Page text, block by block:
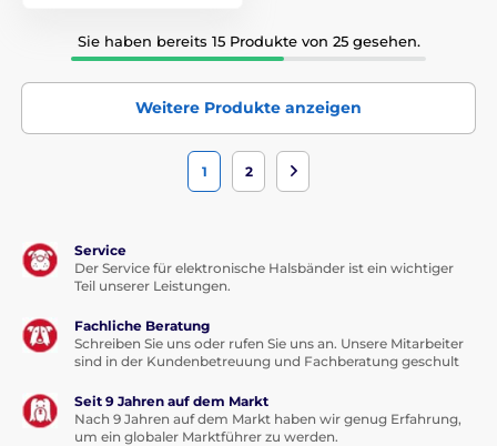
Sie haben bereits 15 Produkte von 25 gesehen.
Weitere Produkte anzeigen
1 2
Service
Der Service für elektronische Halsbänder ist ein wichtiger
Teil unserer Leistungen.
Fachliche Beratung
Schreiben Sie uns oder rufen Sie uns an. Unsere Mitarbeiter
sind in der Kundenbetreuung und Fachberatung geschult
Seit 9 Jahren auf dem Markt
Nach 9 Jahren auf dem Markt haben wir genug Erfahrung,
um ein globaler Marktführer zu werden.